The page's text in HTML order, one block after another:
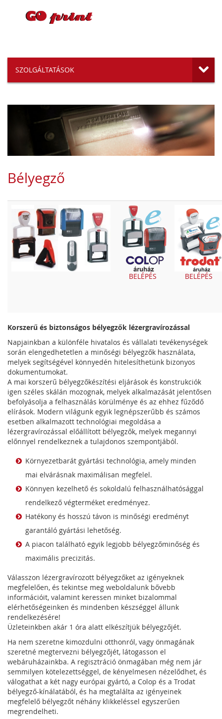
SZOLGÁLTATÁSOK
Bélyegző
BELÉPÉS BELÉPÉS
Korszerű és biztonságos bélyegzők lézergravírozással
Napjainkban a különféle hivatalos és vállalati tevékenységek
során elengedhetetlen a minőségi bélyegzők használata,
melyek segítségével könnyedén hitelesíthetünk bizonyos
dokumentumokat.
A mai korszerű bélyegzőkészítési eljárások és konstrukciók
igen széles skálán mozognak, melyek alkalmazását jelentősen
befolyásolja a felhasználás körülménye és az ehhez fűződő
elírások. Modern világunk egyik legnépszerűbb és számos
esetben alkalmazott technológiai megoldása a
lézergravírozással előállított bélyegzők, melyek megannyi
előnnyel rendelkeznek a tulajdonos szempontjából.
Környezetbarát gyártási technológia, amely minden
mai elvárásnak maximálisan megfelel.
Könnyen kezelhető és sokoldalú felhasználhatósággal
rendelkező végterméket eredményez.
Hatékony és hosszú távon is minőségi eredményt
garantáló gyártási lehetőség.
A piacon található egyik legjobb bélyegzőminőség és
maximális precizitás.
Válasszon lézergravírozott bélyegzőket az igényeknek
megfelelően, és tekintse meg weboldalunk bővebb
információit, valamint keressen minket bizalommal
elérhetőségeinken és mindenben készséggel állunk
rendelkezésére!
Üzleteinkben akár 1 óra alatt elkészítjük bélyegzőjét.
Ha nem szeretne kimozdulni otthonról, vagy önmagának
szeretné megtervezni bélyegzőjét, látogasson el
webáruházainkba. A regisztráció önmagában még nem jár
semmilyen kötelezettséggel, de kényelmesen nézelődhet, és
válogathat a két nagy európai gyártó, a Colop és a Trodat
bélyegző-kínálatából, és ha megtalálta az igényeinek
megfelelő bélyegzőt néhány klikkeléssel egyszerűen
megrendelheti.